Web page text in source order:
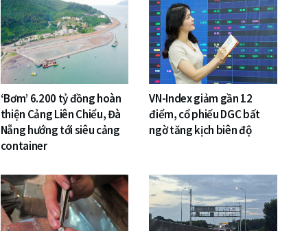
‘Bơm’ 6.200 tỷ đồng hoàn
thiện Cảng Liên Chiểu, Đà
Nẵng hướng tới siêu cảng
container
VN-Index giảm gần 12
điểm, cổ phiếu DGC bất
ngờ tăng kịch biên độ